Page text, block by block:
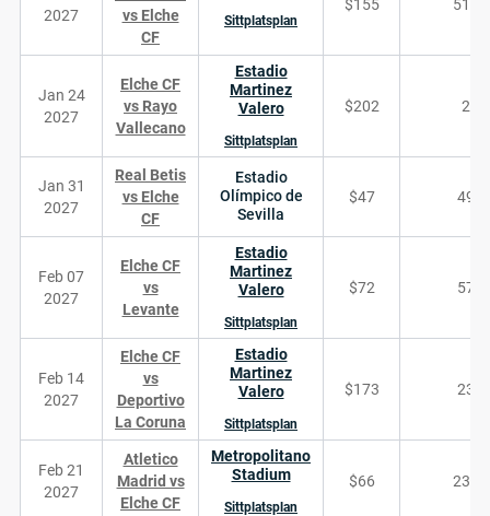
2027
vs Elche
CF
Sittplatsplan
$155 5102
Jan 24
2027
Elche CF
vs Rayo
Vallecano
Estadio
Martinez
Valero
Sittplatsplan
$202 24
Jan 31
2027
Real Betis
vs Elche
CF
Estadio
Olímpico de
Sevilla
$47 490
Feb 07
2027
Elche CF
vs
Levante
Estadio
Martinez
Valero
Sittplatsplan
$72 572
Feb 14
2027
Elche CF
vs
Deportivo
La Coruna
Estadio
Martinez
Valero
Sittplatsplan
$173 236
Feb 21
2027
Atletico
Madrid vs
Elche CF
Metropolitano
Stadium
Sittplatsplan
$66 2320